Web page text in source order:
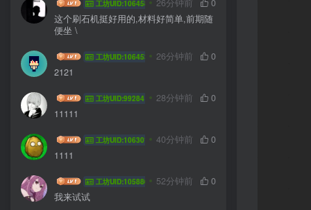
z2535433656工坊UID:106458 26分钟前
0
这个刷石机挺好用的,材料好简单,前期随
便坐 \
ze0719 工坊UID:106453 26分钟前
0
2121
吊袜带 工坊UID:99284 28分钟前
0
11111
YngL 工坊UID:106301 40分钟前
0
1111
jlddmuX工坊UID:105880 52分钟前
0
我来试试